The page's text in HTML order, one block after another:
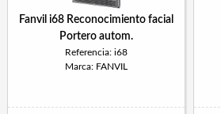
Fanvil i68 Reconocimiento facial
Portero autom.
Referencia: i68
Marca: FANVIL